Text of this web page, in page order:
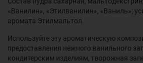
«Ванилин», «Этилванилин», «Ваниль»;
аромата Этилмальтол.
Используйте эту ароматическую
предоставления нежного ванильного
кондитерским изделиям, творожная